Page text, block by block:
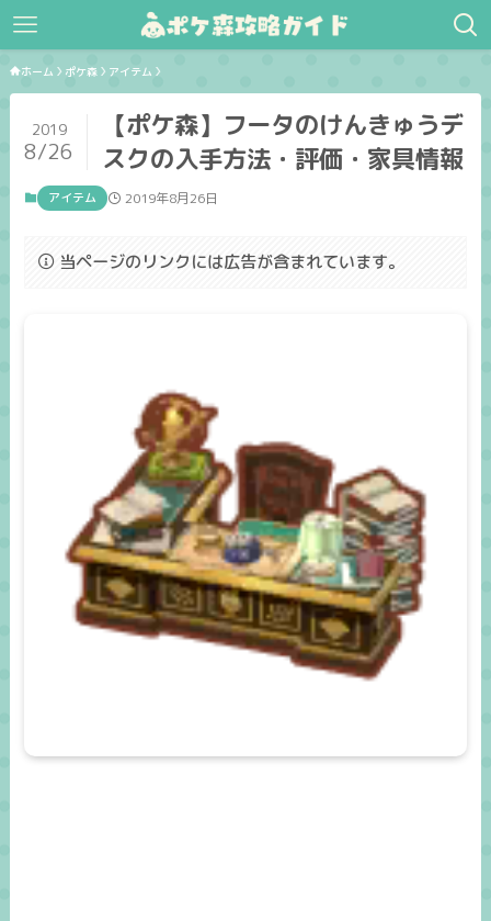
ホーム ポケ森 アイテム
【ポケ森】フータのけんきゅうデ
スクの入手方法・評価・家具情報
2019
8/26
アイテム 2019年8月26日
当ページのリンクには広告が含まれています。